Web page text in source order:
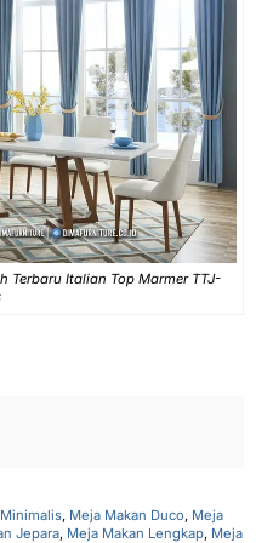
Terbaru Italian Top Marmer TTJ-
, Meja Makan Duco, Meja
Jepara, Meja Makan Lengkap, Meja